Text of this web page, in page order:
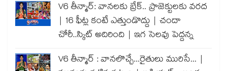
V6 తీన్మార్: వానలకు బ్రేక్.. ప్రాజెక్టులకు వరద
| 16 ఫీట్ల కంటే ఎత్తుండొద్దు | చందా
చోరీ..స్కిట్ అదిరింది | ఇగ సెలవు పెద్దన్న
V6 తీన్మార్ : వానలొచ్చే...రైతులు మురిసే... |